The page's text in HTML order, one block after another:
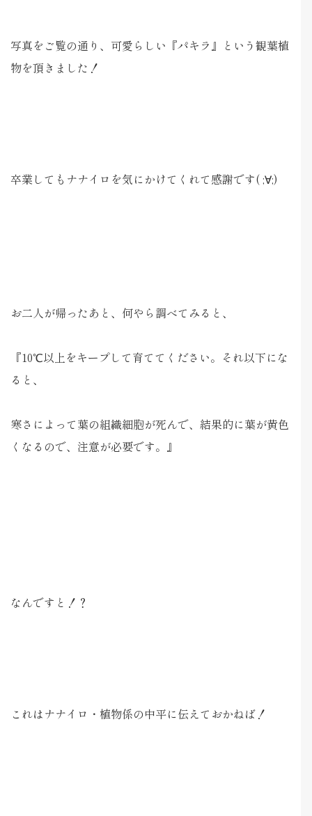
写真をご覧の通り、可愛らしい『パキラ』という観葉植
物を頂きました！
卒業してもナナイロを気にかけてくれて感謝です( ;∀;)
お二人が帰ったあと、何やら調べてみると、
『10℃以上をキープして育ててください。それ以下にな
ると、
寒さによって葉の組織細胞が死んで、結果的に葉が黄色
くなるので、注意が必要です。』
なんですと！？
これはナナイロ・植物係の中平に伝えておかねば！